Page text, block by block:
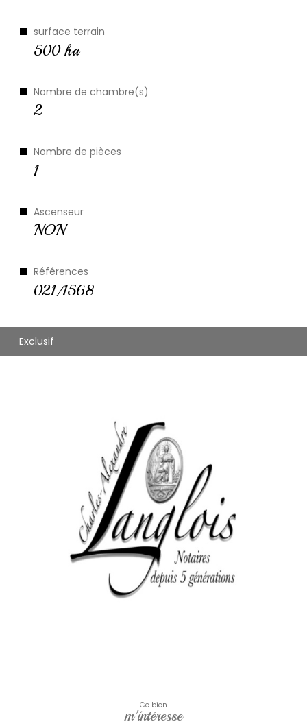
le quartier
surface terrain
500 ha
Nombre de chambre(s)
2
Nombre de pièces
1
Ascenseur
NON
Références
021/1568
Exclusif
Ce bien
m'intéresse